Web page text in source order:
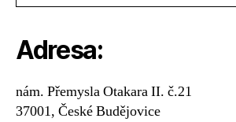
Adresa:
nám. Přemysla Otakara II. č.21
37001, České Budějovice